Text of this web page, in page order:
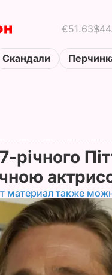
€51.63
Скандали
річного
материал также